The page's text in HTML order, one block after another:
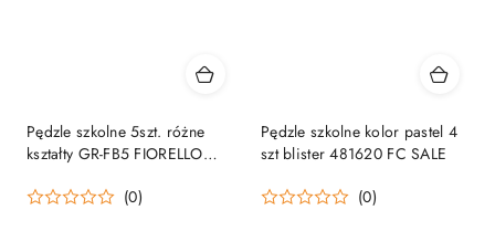
Pędzle szkolne 5szt. różne
kształty GR-FB5 FIORELLO
(0)
Pędzle szkolne kolor pastel 4
szt blister 481620 FC SALE
(0)